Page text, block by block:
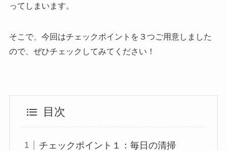
ってしまいます。
そこで、今回はチェックポイントを３つご用意しました
ので、ぜひチェックしてみてください！
目次
チェックポイント１：毎日の清掃